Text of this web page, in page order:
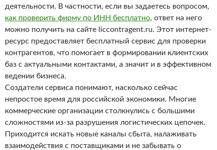
деятельности. В частности, если вы задаетесь вопросом,
как проверить фирму по ИНН бесплатно, ответ на него
можно получить на сайте liccontragent.ru. Этот интернет-
ресурс предоставляет бесплатный сервис для проверки
контрагентов, что помогает в формировании клиентских
баз с актуальными контактами, а значит и в эффективном
ведении бизнеса.
Создатели сервиса понимают, насколько сейчас
непростое время для российской экономики. Многие
коммерческие организации столкнулись с большими
сложностями из-за разрушения логистических цепочек.
Приходится искать новые каналы сбыта, налаживать
взаимодействия с поставщиками и не забывать о